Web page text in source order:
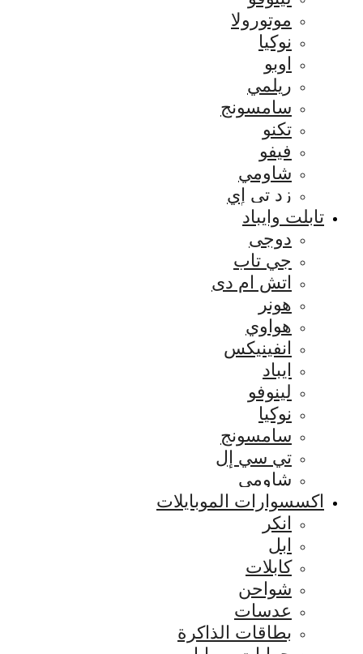
موتورولا
نوكيا
اوبو
ريلمي
سامسونج
تكنو
فيفو
شاومي
زد تي إي
تابلت وايباد
دوجى
جي تاب
اتش ام دى
هونر
هواوي
انفينيكس
ايباد
لينوفو
نوكيا
سامسونج
تي سي إل
شاومي
اكسسوارات الموبايلات
انكر
ابل
كابلات
شواحن
عدسات
بطاقات الذاكرة